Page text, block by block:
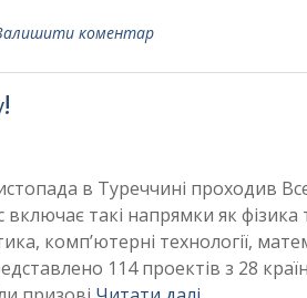
коментар
в Туреччині проходив
включає такі напрямки як фізика
комп’ютерні технології,
114 проектів з 28